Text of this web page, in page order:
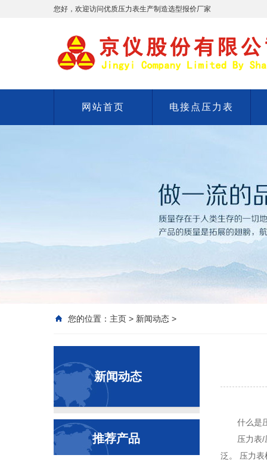
您好，欢迎访问优质压力表生产制造选型报价厂家
网站首页 电接点压力表
您的位置： 主页 > 新闻动态 >
新闻动态
推荐产品
什么是
压力表
泛。 压力表